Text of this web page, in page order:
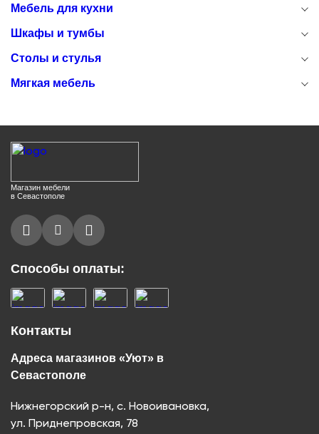
Мебель для кухни
Шкафы и тумбы
Столы и стулья
Мягкая мебель
Магазин мебели
в Севастополе
Способы оплаты:
Контакты
Адреса магазинов «Уют» в
Севастополе
Нижнегорский р-н, с. Новоивановка,
ул. Приднепровская, 78